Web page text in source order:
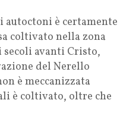
è certamente
coltivato nella zona
avanti Cristo,
del Nerello
è meccanizzata
è coltivato, oltre che